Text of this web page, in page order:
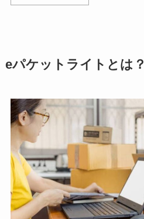
eパケットライトとは？